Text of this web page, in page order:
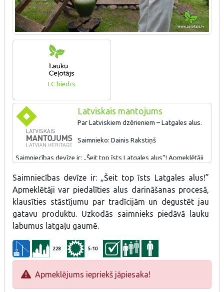
LC biedrs
Latviskais mantojums
Par Latviskiem dzērieniem – Latgales alus.
Saimnieko: Dainis Rakstiņš
Saimniecības devīze ir: „Šeit top īsts Latgales alus”! Apmeklētāji
tradīcijām un degustēt jau gatavu produktu. Uzkodās saimnieks
piedāvā lauku labumus latgaļu gaumē.
Saimniecības devīze ir: „Šeit top īsts Latgales alus!”
Apmeklētāji var piedalīties alus darināšanas procesā,
klausīties stāstījumu par tradīcijām un degustēt jau
gatavu produktu. Uzkodās saimnieks piedāvā lauku
labumus latgaļu gaumē.
228 5-10
Apmeklējums iepriekš jāpiesaka!